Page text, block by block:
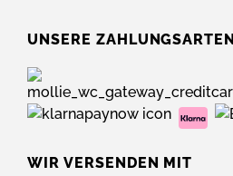
UNSERE ZAHLUNGSARTEN
WIR VERSENDEN MIT